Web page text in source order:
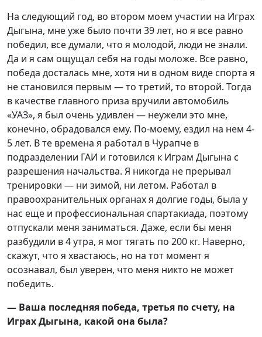
На следующий год, во втором моем участии на Играх
Дыгына, мне уже было почти 39 лет, но я все равно
победил, все думали, что я молодой, люди не знали.
Да и я сам ощущал себя на годы моложе. Все равно,
победа досталась мне, хотя ни в одном виде спорта я
не становился первым — то третий, то второй. Тогда
в качестве главного приза вручили автомобиль
«УАЗ», я был очень удивлен — неужели это мне,
конечно, обрадовался ему. По-моему, ездил на нем 4-
5 лет. В те времена я работал в Чурапче в
подразделении ГАИ и готовился к Играм Дыгына с
разрешения начальства. Я никогда не прерывал
тренировки — ни зимой, ни летом. Работал в
правоохранительных органах я долгие годы, была у
нас еще и профессиональная спартакиада, поэтому
отпускали меня заниматься. Даже, если бы меня
разбудили в 4 утра, я мог тягать по 200 кг. Наверно,
скажут, что я хвастаюсь, но на тот момент я
осознавал, был уверен, что меня никто не может
победить.
— Ваша последняя победа, третья по счету, на
Играх Дыгына, какой она была?